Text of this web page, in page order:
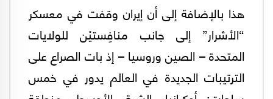
هذا بالإضافة إلى أن إيران وقفت في معسكر
“الأشرار” إلى جانب منافِستيْن للولايات
المتحدة – الصين وروسيا – إذ بات الصراع على
الترتيبات الجديدة في العالم يدور في خمس